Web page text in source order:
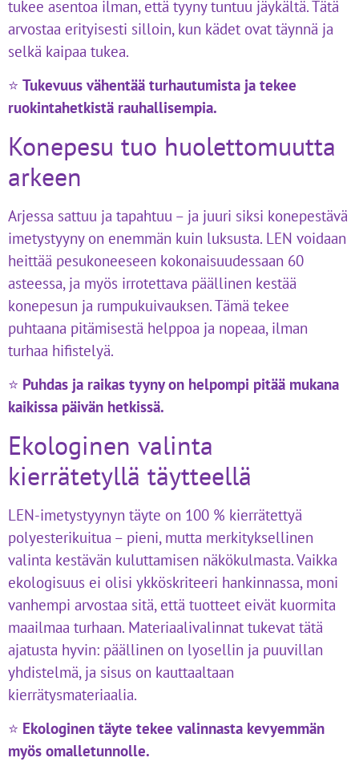
tukee asentoa ilman, että tyyny tuntuu jäykältä. Tätä
arvostaa erityisesti silloin, kun kädet ovat täynnä ja
selkä kaipaa tukea.
⭐ Tukevuus vähentää turhautumista ja tekee
ruokintahetkistä rauhallisempia.
Konepesu tuo huolettomuutta
arkeen
Arjessa sattuu ja tapahtuu – ja juuri siksi konepestävä
imetystyyny on enemmän kuin luksusta. LEN voidaan
heittää pesukoneeseen kokonaisuudessaan 60
asteessa, ja myös irrotettava päällinen kestää
konepesun ja rumpukuivauksen. Tämä tekee
puhtaana pitämisestä helppoa ja nopeaa, ilman
turhaa hifistelyä.
⭐ Puhdas ja raikas tyyny on helpompi pitää mukana
kaikissa päivän hetkissä.
Ekologinen valinta
kierrätetyllä täytteellä
LEN-imetystyynyn täyte on 100 % kierrätettyä
polyesterikuitua – pieni, mutta merkityksellinen
valinta kestävän kuluttamisen näkökulmasta. Vaikka
ekologisuus ei olisi ykköskriteeri hankinnassa, moni
vanhempi arvostaa sitä, että tuotteet eivät kuormita
maailmaa turhaan. Materiaalivalinnat tukevat tätä
ajatusta hyvin: päällinen on lyosellin ja puuvillan
yhdistelmä, ja sisus on kauttaaltaan
kierrätysmateriaalia.
⭐ Ekologinen täyte tekee valinnasta kevyemmän
myös omalletunnolle.